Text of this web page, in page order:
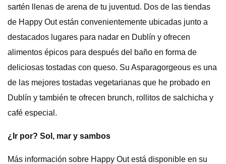
sartén llenas de arena de tu juventud. Dos de las tiendas
de Happy Out están convenientemente ubicadas junto a
destacados lugares para nadar en Dublín y ofrecen
alimentos épicos para después del baño en forma de
deliciosas tostadas con queso. Su Asparagorgeous es una
de las mejores tostadas vegetarianas que he probado en
Dublín y también te ofrecen brunch, rollitos de salchicha y
café especial.
¿Ir por? Sol, mar y sambos
Más información sobre Happy Out está disponible en su